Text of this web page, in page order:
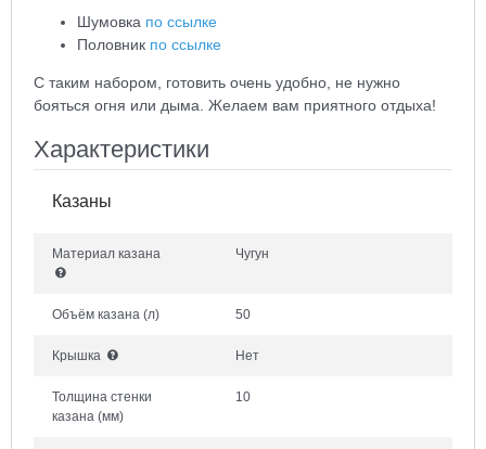
Шумовка по ссылке
Половник по ссылке
С таким набором, готовить очень удобно, не нужно
бояться огня или дыма. Желаем вам приятного отдыха!
Характеристики
Казаны
Материал казана Чугун
Объём казана (л) 50
Крышка Нет
Толщина стенки
казана (мм)
10